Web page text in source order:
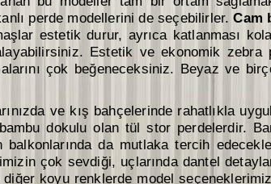
perde modellerini de seçebilirler.Cam
estetik durur, ayrıca katlanması
Estetik ve ekonomik zebra
çok beğeneceksiniz. Beyaz ve
ve kış bahçelerinde rahatlıkla
dokulu olan tül stor perdelerdir.
da mutlaka tercih
çok sevdiği, uçlarında dantel
koyu renklerde model